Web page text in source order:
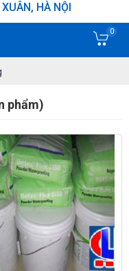
HÀ NỘI
0
phẩm)